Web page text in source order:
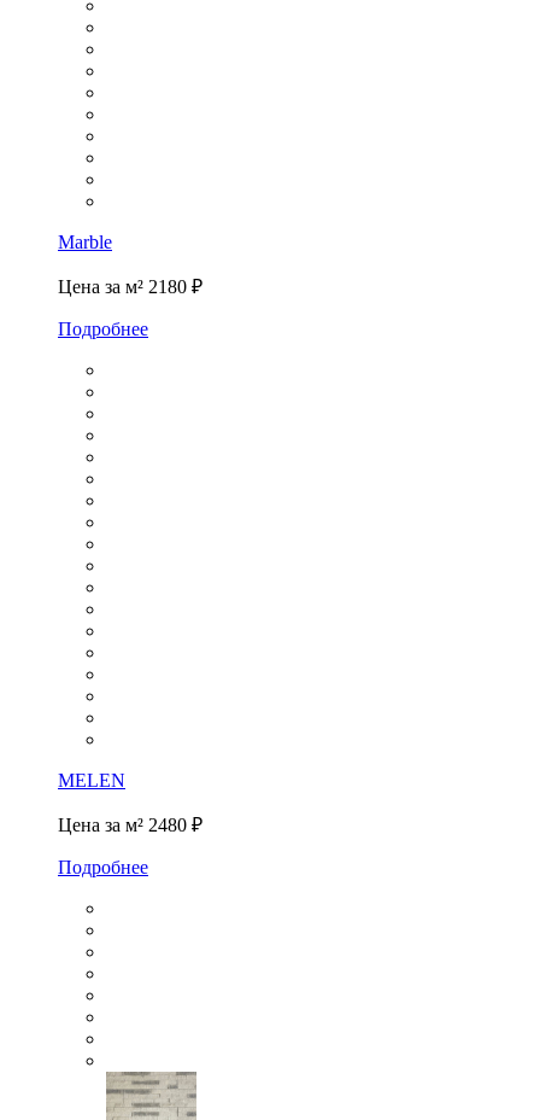
Marble
Цена за м² 2180 ₽
Подробнее
MELEN
Цена за м² 2480 ₽
Подробнее